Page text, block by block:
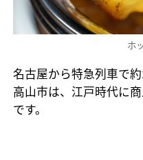
ホ
名古屋から特急列車で
高山市は、江戸時代に
です。